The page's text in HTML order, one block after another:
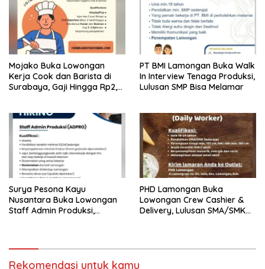
Mojako Buka Lowongan
Kerja Cook dan Barista di
Surabaya, Gaji Hingga Rp2,5
PT BMI Lamongan Buka Walk
In Interview Tenaga Produksi,
Lulusan SMP Bisa Melamar
Surya Pesona Kayu
Nusantara Buka Lowongan
Staff Admin Produksi,
PHD Lamongan Buka
Lowongan Crew Cashier &
Delivery, Lulusan SMA/SMK
Rekomendasi untuk kamu